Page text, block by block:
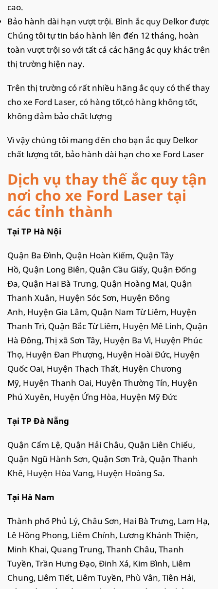
cao.
Bảo hành dài hạn vượt trội. Bình ắc quy Delkor được
Chúng tôi tự tin bảo hành lên đến 12 tháng, hoàn
toàn vượt trội so với tất cả các hãng ắc quy khác trên
thị trường hiện nay.
Trên thị trường có rất nhiều hãng ắc quy có thể thay
cho xe Ford Laser, có hàng tốt,có hàng không tốt,
không đảm bảo chất lượng
Vì vậy chúng tôi mang đến cho bạn ắc quy Delkor
chất lượng tốt, bảo hành dài hạn cho xe Ford Laser
Dịch vụ thay thế ắc quy tận
nơi cho xe Ford Laser tại
các tỉnh thành
Tại TP Hà Nội
Quận Ba Đình, Quận Hoàn Kiếm, Quận Tây
Hồ, Quận Long Biên, Quận Cầu Giấy, Quận Đống
Đa, Quận Hai Bà Trưng, Quận Hoàng Mai, Quận
Thanh Xuân, Huyện Sóc Sơn, Huyện Đông
Anh, Huyện Gia Lâm, Quận Nam Từ Liêm, Huyện
Thanh Trì, Quận Bắc Từ Liêm, Huyện Mê Linh, Quận
Hà Đông, Thị xã Sơn Tây, Huyện Ba Vì, Huyện Phúc
Thọ, Huyện Đan Phượng, Huyện Hoài Đức, Huyện
Quốc Oai, Huyện Thạch Thất, Huyện Chương
Mỹ, Huyện Thanh Oai, Huyện Thường Tín, Huyện
Phú Xuyên, Huyện Ứng Hòa, Huyện Mỹ Đức
Tại TP Đà Nẵng
Quận Cẩm Lệ, Quận Hải Châu, Quận Liên Chiểu,
Quận Ngũ Hành Sơn, Quận Sơn Trà, Quận Thanh
Khê, Huyện Hòa Vang, Huyện Hoàng Sa.
Tại Hà Nam
Thành phố Phủ Lý, Châu Sơn, Hai Bà Trưng, Lam Hạ,
Lê Hồng Phong, Liêm Chính, Lương Khánh Thiện,
Minh Khai, Quang Trung, Thanh Châu, Thanh
Tuyền, Trần Hưng Đạo, Đinh Xá, Kim Bình, Liêm
Chung, Liêm Tiết, Liêm Tuyền, Phù Vân, Tiên Hải,